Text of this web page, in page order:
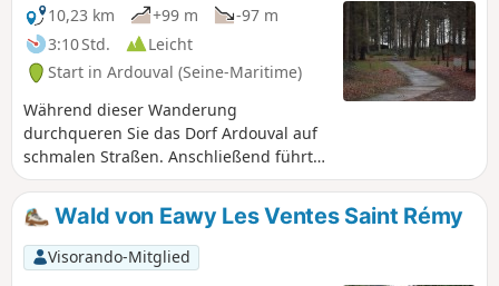
10,23 km
+99 m
-97 m
3:10 Std.
Leicht
Start in Ardouval (Seine-Maritime)
Während dieser Wanderung
durchqueren Sie das Dorf Ardouval auf
schmalen Straßen. Anschließend führt
Sie die Wanderung in den Wald von
Eawy bis zum Standort V1 des Val Ygot.
Der Rückweg führt über Pommeréval,
wo Sie sicherlich auf Pferde treffen
werden.
Wald von Eawy Les Ventes Saint Rémy
Visorando-Mitglied